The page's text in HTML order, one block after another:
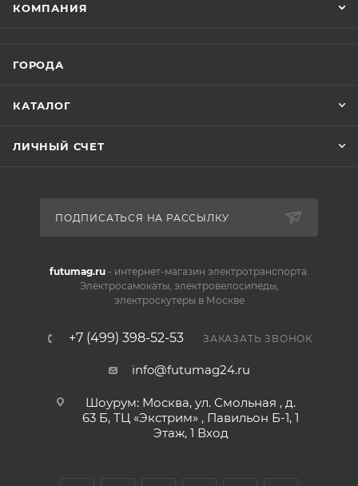
Объем топливного бака 12 л.
впрыска)
Подвеска
алюминиевого сплава, независимый двойной А-
образный маятник
Задняя подвеска Удобная комбинированная
Максимальный ход (зад) 9 см.
Технические характеристики:
КОМПАНИЯ
ГОРОДА
КАТАЛОГ
ЛИЧНЫЙ СЧЕТ
ПОДПИСАТЬСЯ НА РАССЫЛКУ
futumag.ru- интернет-магазин электротранспорта.
Электросамокаты, электровелосипеды,
электроскутеры в Москве
+7 (499) 398-52-53 ЗАКАЗАТЬ ЗВОНОК
info@futumag24.ru
Шоурум: Москва, ул. Смольная , д.
63 Б, ТЦ «Экстрим» , Павильон Б-1, 1
Этаж, 1 Вход